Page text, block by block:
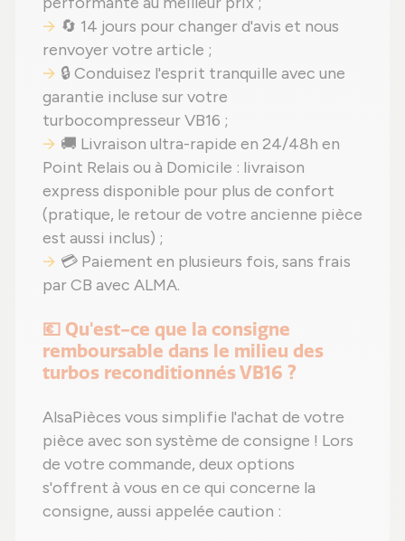
🔄 14 jours pour changer d'avis et nous
renvoyer votre article ;
🔒 Conduisez l'esprit tranquille avec une
garantie incluse sur votre
turbocompresseur VB16 ;
🚚 Livraison ultra-rapide en 24/48h en
Point Relais ou à Domicile : livraison
express disponible pour plus de confort
(pratique, le retour de votre ancienne pièce
est aussi inclus) ;
💳 Paiement en plusieurs fois, sans frais
par CB avec ALMA.
💶 Qu'est-ce que la consigne
remboursable dans le milieu des
turbos reconditionnés VB16 ?
AlsaPièces vous simplifie l'achat de votre
pièce avec son système de consigne ! Lors
de votre commande, deux options
s'offrent à vous en ce qui concerne la
consigne, aussi appelée caution :